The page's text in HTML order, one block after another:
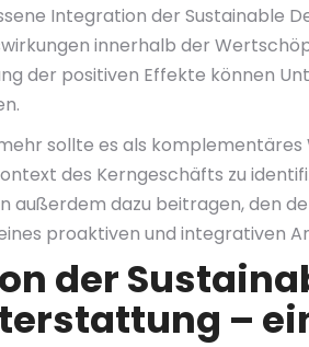
Integration der
innerhalb der
der positiven Effekte können
sollte es als
des Kerngeschäfts zu
dazu beitragen, den
proaktiven und integrativen
der
–